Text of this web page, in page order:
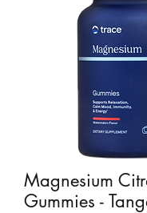
Magnesium
Gummies -